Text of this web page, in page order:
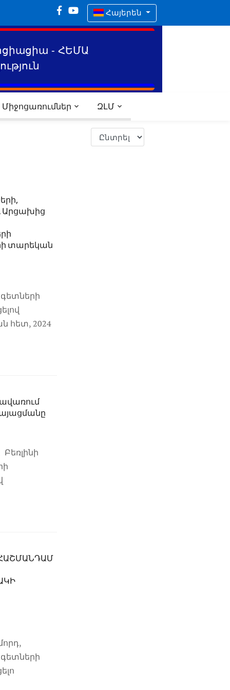
Հայերեն
- ՀԵՄԱ
Միջոցառումներ ԶԼՄ
Արցախից
տարեկան
հետ, 2024